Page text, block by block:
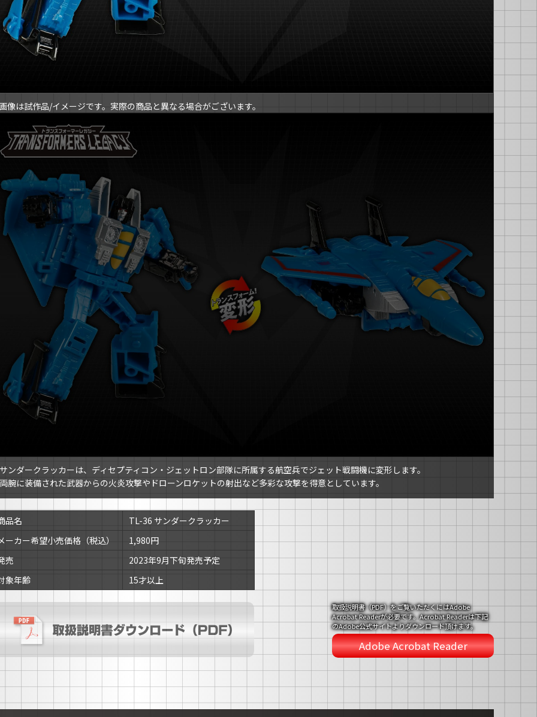
像は試作品/イメージです。実際の商品と異なる場合がございます。
サンダークラッカーは、ディセプティコン・ジェットロン部隊に所属する航空兵でジェット戦闘機に変形します。
両腕に装備された武器からの火炎攻撃やドローンロケットの射出など多彩な攻撃を得意としています。
品名
TL-36 サンダークラッカー
ーカー希望小売価格（税込）
1,980円
売
2023年9月下旬発売予定
象年齢
15才以上
取扱説明書（PDF）をご覧いただくにはAdobe
Acrobat Readerが必要です。Acrobat Readerは下記
のAdobe公式サイトよりダウンロード頂けます。
Adobe Acrobat Reader